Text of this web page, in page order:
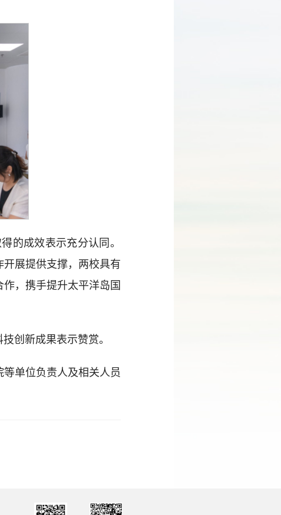
的成效表示充分认同。
展提供支撑，两校具有
，携手提升太平洋岛国
创新成果表示赞赏。
单位负责人及相关人员